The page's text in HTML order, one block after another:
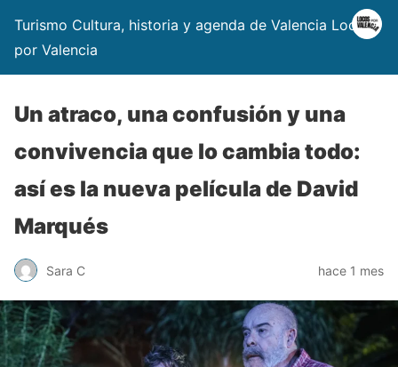
Turismo Cultura, historia y agenda de Valencia Locos
por Valencia
Un atraco, una confusión y una
convivencia que lo cambia todo:
así es la nueva película de David
Marqués
Sara C hace 1 mes